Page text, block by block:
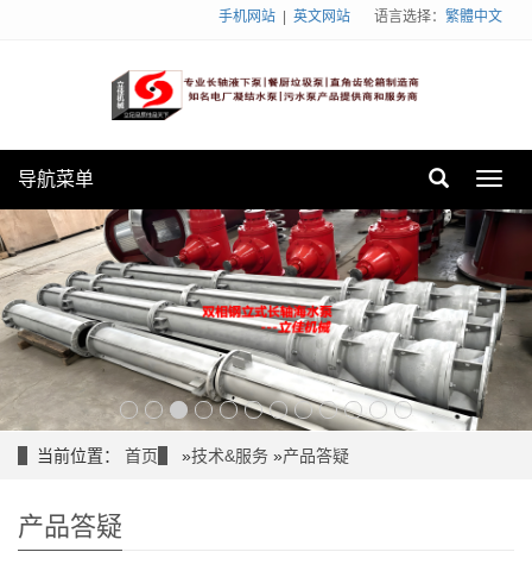
语言选择： 繁體中文
手机网站 英文网站
导航菜单
当前位置： 首页 »技术&服务 »产品答疑
产品答疑